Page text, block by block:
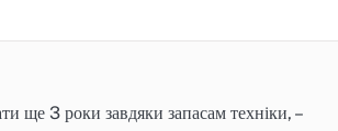
ще 3 роки завдяки запасам техніки, –